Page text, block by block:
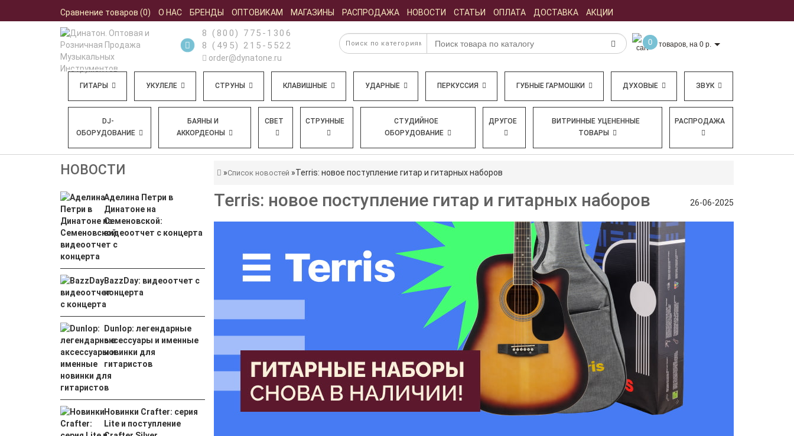
Сравнение товаров (0) О НАС БРЕНДЫ ОПТОВИКАМ МАГАЗИНЫ РАСПРОДАЖА НОВОСТИ СТАТЬИ ОПЛАТА ДОСТАВКА АКЦИИ
8 (800) 775-1306
8 (495) 215-5522
order@dynatone.ru
0 товаров, на 0 р.
ГИТАРЫ УКУЛЕЛЕ СТРУНЫ КЛАВИШНЫЕ УДАРНЫЕ ПЕРКУССИЯ ГУБНЫЕ ГАРМОШКИ ДУХОВЫЕ ЗВУК
DJ-
ОБОРУДОВАНИЕ
БАЯНЫ И
АККОРДЕОНЫ
СВЕТ СТРУННЫЕ
СТУДИЙНОЕ
ОБОРУДОВАНИЕ
ДРУГОЕ
ВИТРИННЫЕ УЦЕНЕННЫЕ
ТОВАРЫ
РАСПРОДАЖА
НОВОСТИ
Аделина Петри в
Динатоне на
Семеновской:
видеоотчет с концерта
BazzDay: видеоотчет с
концерта
Dunlop: легендарные
аксессуары и именные
новинки для
гитаристов
Новинки Crafter: серия
Lite и поступление
Список новостей Terris: новое поступление гитар и гитарных наборов
Terris: новое поступление гитар и гитарных наборов 26-06-2025